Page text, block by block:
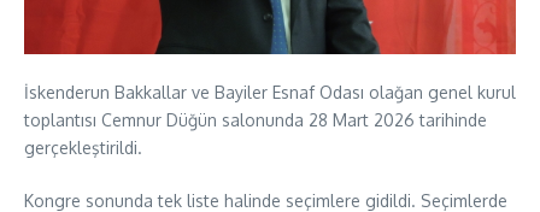
İskenderun Bakkallar ve Bayiler Esnaf Odası olağan genel kurul
toplantısı Cemnur Düğün salonunda 28 Mart 2026 tarihinde
gerçekleştirildi.
Kongre sonunda tek liste halinde seçimlere gidildi. Seçimlerde